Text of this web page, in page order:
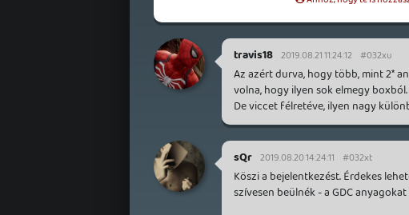
travis18 2019.08.21 11:24:12 #032xu
Az azért durva, hogy több, mint 2*
volna, hogy ilyen sok elmegy
De viccet félretéve, ilyen nagy
sQr 2019.08.20 14:24:11 #032xt
Köszi a bejelentkezést. Érdekes
szívesen beülnék - a GDC